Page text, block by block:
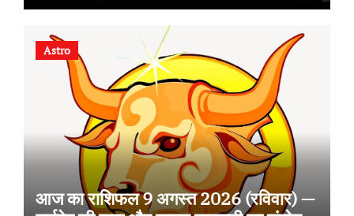
Astro
आज का राशिफल 9 अगस्त 2026 (रविवार) —